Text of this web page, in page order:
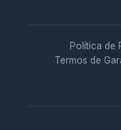
Política de
Termos de